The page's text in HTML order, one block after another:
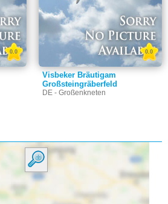
0.0
Visbeker Bräutigam
Großsteingräberfeld
DE - Großenkneten
0.0